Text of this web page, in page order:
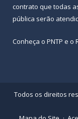
contrato que todas
pública serão
Conheça o PNTP e o
Todos os direitos